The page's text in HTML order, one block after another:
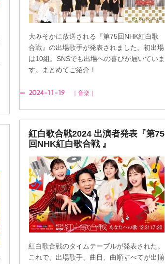
大みそかに放送される『第75回NHK紅白歌
合戦』の出場歌手が発表されました。初出場
は10組。SNSでも出場への喜びが届いていま
す。まとめてご紹介！
2024-11-19 ｜音楽｜
紅白歌合戦2024 出演者発表『第75
回NHK紅白歌合戦 』
紅白歌合戦のタイムテーブルが発表された。
これで、出場歌手、曲目、曲順すべてが出揃